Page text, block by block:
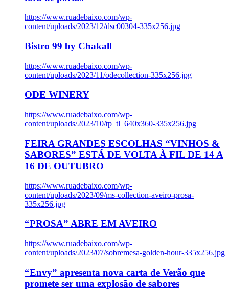
https://www.ruadebaixo.com/wp-
content/uploads/2023/12/dsc00304-335x256.jpg
Bistro 99 by Chakall
https://www.ruadebaixo.com/wp-
content/uploads/2023/11/odecollection-335x256.jpg
ODE WINERY
https://www.ruadebaixo.com/wp-
content/uploads/2023/10/tp_tl_640x360-335x256.jpg
FEIRA GRANDES ESCOLHAS “VINHOS &
SABORES” ESTÁ DE VOLTA À FIL DE 14 A
16 DE OUTUBRO
https://www.ruadebaixo.com/wp-
content/uploads/2023/09/ms-collection-aveiro-prosa-
335x256.jpg
“PROSA” ABRE EM AVEIRO
https://www.ruadebaixo.com/wp-
content/uploads/2023/07/sobremesa-golden-hour-335x256.jpg
“Envy” apresenta nova carta de Verão que
promete ser uma explosão de sabores